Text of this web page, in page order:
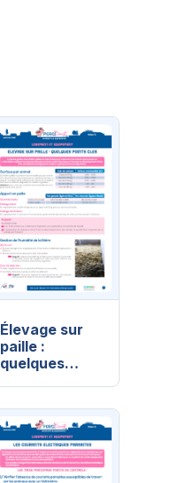
Élevage sur
paille :
quelques